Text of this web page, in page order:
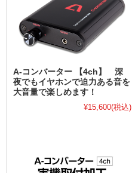
A-コンバーター 【4ch】 深
夜でもイヤホンで迫力ある音を
大音量で楽しめます！
¥15,600(税込)